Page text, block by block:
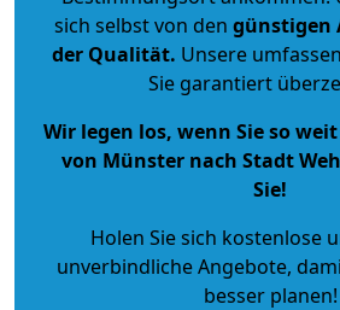
sich selbst von den günstigen
der Qualität. Unsere
Sie garantiert
Wir legen los, wenn Sie so
von Münster nach Stadt
Sie!
Holen Sie sich kostenlose
unverbindliche Angebote,
besser planen!